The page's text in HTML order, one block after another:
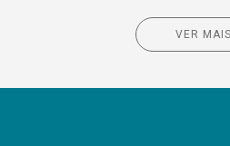
VER MAIS